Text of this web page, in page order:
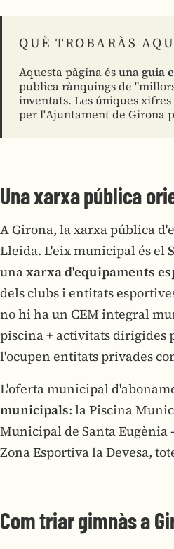
QUÈ TROBARÀS
Aquesta pàgina és unaguia
publica rànquings de
inventats. Les úniques
per l'Ajuntament de Girona
Una xarxa pública
A Girona, la xarxa pública
Lleida. L'eix municipal és el
unaxarxa d'equipaments
dels clubs i entitats
no hi ha un CEM integral
piscina + activitats dirigides
l'ocupen entitats privades
L'oferta municipal
municipals: la Piscina
Municipal de Santa Eugènia
Zona Esportiva la Devesa,
Com triar gimnàs a